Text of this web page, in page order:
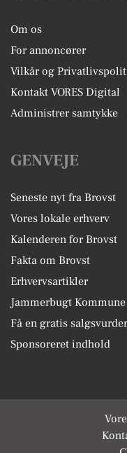
Om os
For annoncører
Vilkår og
Kontakt VORES Digital
Administrer samtykke
GENVEJE
Seneste nyt fra Brovst
Vores lokale erhverv
Kalenderen for Brovst
Fakta om Brovst
Erhvervsartikler
Jammerbugt Kommune
Få en gratis
Sponsoreret indhold